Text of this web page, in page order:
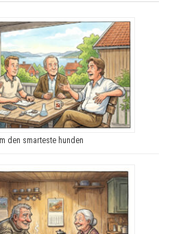
den smarteste hunden